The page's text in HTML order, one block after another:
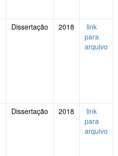
Dissertação 2018
link
para
arquivo
Dissertação 2018
link
para
arquivo